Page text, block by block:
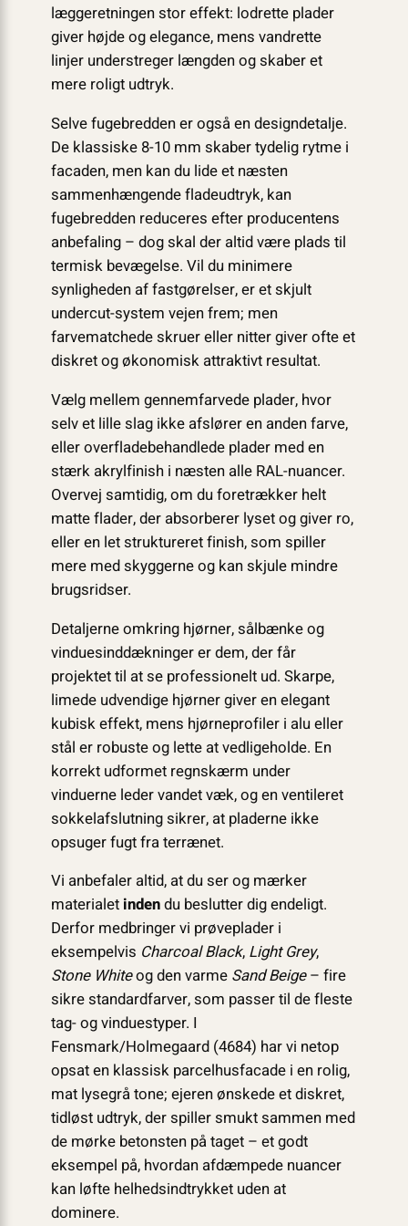
læggeretningen stor effekt: lodrette plader
giver højde og elegance, mens vandrette
linjer understreger længden og skaber et
mere roligt udtryk.
Selve fugebredden er også en designdetalje.
De klassiske 8-10 mm skaber tydelig rytme i
facaden, men kan du lide et næsten
sammenhængende fladeudtryk, kan
fugebredden reduceres efter producentens
anbefaling – dog skal der altid være plads til
termisk bevægelse. Vil du minimere
synligheden af fastgørelser, er et skjult
undercut-system vejen frem; men
farvematchede skruer eller nitter giver ofte et
diskret og økonomisk attraktivt resultat.
Vælg mellem gennemfarvede plader, hvor
selv et lille slag ikke afslører en anden farve,
eller overfladebehandlede plader med en
stærk akrylfinish i næsten alle RAL-nuancer.
Overvej samtidig, om du foretrækker helt
matte flader, der absorberer lyset og giver ro,
eller en let struktureret finish, som spiller
mere med skyggerne og kan skjule mindre
brugsridser.
Detaljerne omkring hjørner, sålbænke og
vinduesinddækninger er dem, der får
projektet til at se professionelt ud. Skarpe,
limede udvendige hjørner giver en elegant
kubisk effekt, mens hjørneprofiler i alu eller
stål er robuste og lette at vedligeholde. En
korrekt udformet regnskærm under
vinduerne leder vandet væk, og en ventileret
sokkelafslutning sikrer, at pladerne ikke
opsuger fugt fra terrænet.
Vi anbefaler altid, at du ser og mærker
materialet indendu beslutter dig endeligt.
Derfor medbringer vi prøveplader i
eksempelvis Charcoal Black, Light Grey,
Stone Whiteog den varme Sand Beige– fire
sikre standardfarver, som passer til de fleste
tag- og vinduestyper. I
Fensmark/Holmegaard (4684) har vi netop
opsat en klassisk parcelhusfacade i en rolig,
mat lysegrå tone; ejeren ønskede et diskret,
tidløst udtryk, der spiller smukt sammen med
de mørke betonsten på taget – et godt
eksempel på, hvordan afdæmpede nuancer
kan løfte helhedsindtrykket uden at
dominere.